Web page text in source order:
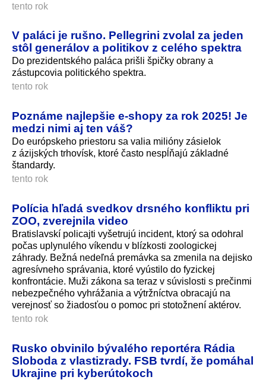
tento rok
V paláci je rušno. Pellegrini zvolal za jeden
stôl generálov a politikov z celého spektra
Do prezidentského paláca prišli špičky obrany a
zástupcovia politického spektra.
tento rok
Poznáme najlepšie e-shopy za rok 2025! Je
medzi nimi aj ten váš?
Do európskeho priestoru sa valia milióny zásielok
z ázijských trhovísk, ktoré často nespĺňajú základné
štandardy.
tento rok
Polícia hľadá svedkov drsného konfliktu pri
ZOO, zverejnila video
Bratislavskí policajti vyšetrujú incident, ktorý sa odohral
počas uplynulého víkendu v blízkosti zoologickej
záhrady. Bežná nedeľná premávka sa zmenila na dejisko
agresívneho správania, ktoré vyústilo do fyzickej
konfrontácie. Muži zákona sa teraz v súvislosti s prečinmi
nebezpečného vyhrážania a výtržníctva obracajú na
verejnosť so žiadosťou o pomoc pri stotožnení aktérov.
tento rok
Rusko obvinilo bývalého reportéra Rádia
Sloboda z vlastizrady. FSB tvrdí, že pomáhal
Ukrajine pri kyberútokoch